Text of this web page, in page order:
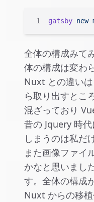
gatsby new
全体の構成みて
体の構成は変わ
Nuxt との違い
ら取り出すとこ
混ざっており
昔の Jquery 時
しまうのは私だ
また画像ファイ
かなと思いまし
す。全体の構成
Nuxt からの移植